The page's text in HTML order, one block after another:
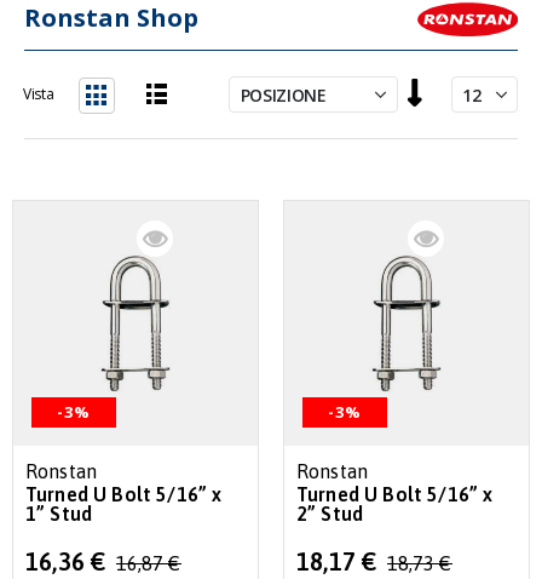
Ronstan Shop
la
direzione
Vista
-3%
Ronstan
Turned U Bolt 5/16” x
1” Stud
Special
Price
16,36 € 16,87 €
-3%
Ronstan
Turned U Bolt 5/16” x
2” Stud
Special
Price
18,17 € 18,73 €